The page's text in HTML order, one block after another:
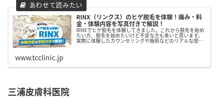
RINX（リンクス）のヒゲ脱毛を体験！痛み・料
金・体験内容を写真付きで解説！
RINXでヒゲ脱毛を体験してきました。これから脱毛を始め
たい方、脱毛を始めたいけど不安な方も多いと思います。
実際に体験したカウンセリングや施術などのリアルな感想
をお届けしています。RINXが気になっている方は是非チェ
www.tcclinic.jp
三浦皮膚科医院